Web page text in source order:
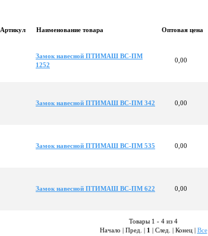
Артикул Наименование товара Оптовая цена
Замок навесной ПТИМАШ ВС-ПМ
1252
0,00
Замок навесной ПТИМАШ ВС-ПМ 342 0,00
Замок навесной ПТИМАШ ВС-ПМ 535 0,00
Замок навесной ПТИМАШ ВС-ПМ 622 0,00
Товары 1 - 4 из 4
Начало | Пред. | 1 | След. | Конец | Все